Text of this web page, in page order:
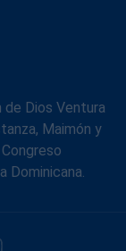
de Dios Ventura
Maimón y
Dominicana.